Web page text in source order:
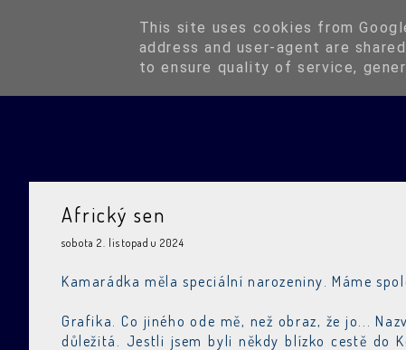
Blog
Africký sen
sobota 2. listopadu 2024
Kamarádka měla speciální narozeniny. Máme
Grafika. Co jiného ode mě, než obraz, že jo...
důležitá. Jestli jsem byli někdy blízko cestě do
This site uses cookies from
address and user-agent are
to ensure quality of service,